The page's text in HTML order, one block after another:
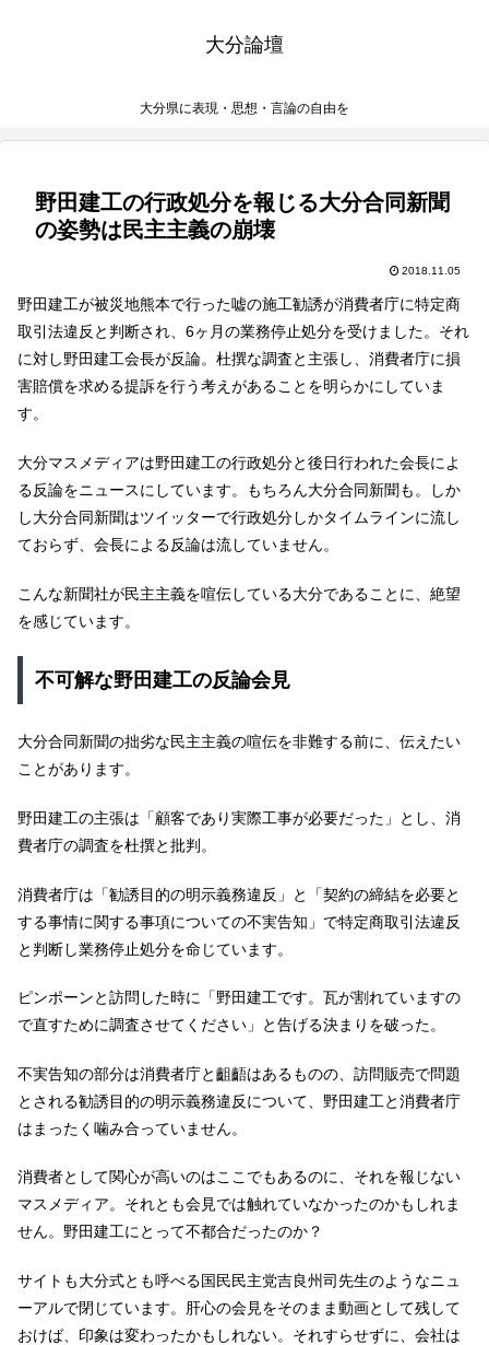
大分論壇
大分県に表現・思想・言論の自由を
野田建工の行政処分を報じる大分合同新聞
の姿勢は民主主義の崩壊
2018.11.05
野田建工が被災地熊本で行った嘘の施工勧誘が消費者庁に特定商
取引法違反と判断され、6ヶ月の業務停止処分を受けました。それ
に対し野田建工会長が反論。杜撰な調査と主張し、消費者庁に損
害賠償を求める提訴を行う考えがあることを明らかにしていま
す。
大分マスメディアは野田建工の行政処分と後日行われた会長によ
る反論をニュースにしています。もちろん大分合同新聞も。しか
し大分合同新聞はツイッターで行政処分しかタイムラインに流し
ておらず、会長による反論は流していません。
こんな新聞社が民主主義を喧伝している大分であることに、絶望
を感じています。
不可解な野田建工の反論会見
大分合同新聞の拙劣な民主主義の喧伝を非難する前に、伝えたい
ことがあります。
野田建工の主張は「顧客であり実際工事が必要だった」とし、消
費者庁の調査を杜撰と批判。
消費者庁は「勧誘目的の明示義務違反」と「契約の締結を必要と
する事情に関する事項についての不実告知」で特定商取引法違反
と判断し業務停止処分を命じています。
ピンポーンと訪問した時に「野田建工です。瓦が割れていますの
で直すために調査させてください」と告げる決まりを破った。
不実告知の部分は消費者庁と齟齬はあるものの、訪問販売で問題
とされる勧誘目的の明示義務違反について、野田建工と消費者庁
はまったく噛み合っていません。
消費者として関心が高いのはここでもあるのに、それを報じない
マスメディア。それとも会見では触れていなかったのかもしれま
せん。野田建工にとって不都合だったのか？
サイトも大分式とも呼べる国民民主党吉良州司先生のようなニュ
ーアルで閉じています。肝心の会見をそのまま動画として残して
おけば、印象は変わったかもしれない。それすらせずに、会社は